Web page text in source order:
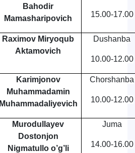
Bahodir
Mamasharipovich
15.00-17.00
Raximov Miryoqub
Aktamovich
Dushanba
10.00-12.00
Karimjonov
Muhammadamin
Muhammadaliyevich
Chorshanba
10.00-12.00
Murodullayev
Dostonjon
Nigmatullo o’g’li
Juma
14.00-16.00